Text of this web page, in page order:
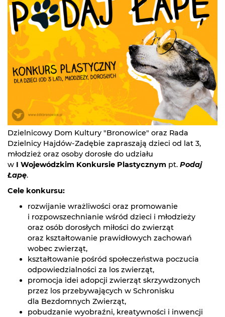
Dzielnicowy Dom Kultury "Bronowice" oraz Rada
Dzielnicy Hajdów-Zadębie zapraszają dzieci od lat 3,
młodzież oraz osoby dorosłe do udziału
w I Wojewódzkim Konkursie Plastycznym pt. Podaj
Łapę.
Cele konkursu:
rozwijanie wrażliwości oraz promowanie
i rozpowszechnianie wśród dzieci i młodzieży
oraz osób dorosłych miłości do zwierząt
oraz kształtowanie prawidłowych zachowań
wobec zwierząt,
kształtowanie pośród społeczeństwa poczucia
odpowiedzialności za los zwierząt,
promocja idei adopcji zwierząt skrzywdzonych
przez los przebywających w Schronisku
dla Bezdomnych Zwierząt,
pobudzanie wyobraźni, kreatywności i inwencji